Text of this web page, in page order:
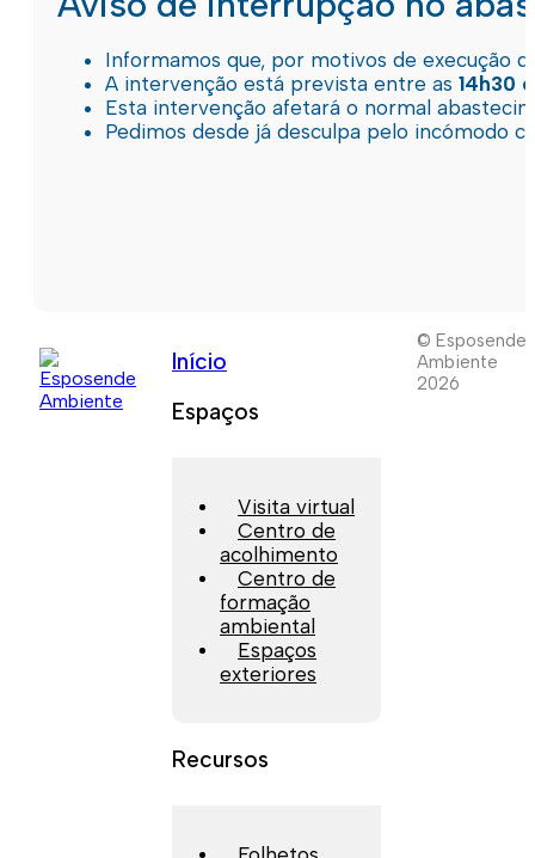
Informamos que, por motivos de execução
A intervenção está prevista entre as 14h30
Esta intervenção afetará o normal
Pedimos desde já desculpa pelo incómodo
Início
Espaços
Visita virtual
Centro de
acolhimento
Centro de
formação
ambiental
Espaços
exteriores
Recursos
© Esposende
Ambiente
2026